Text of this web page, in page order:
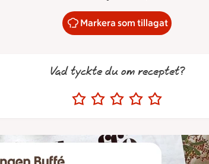
Markera som tillagat
Vad tyckte du om receptet?